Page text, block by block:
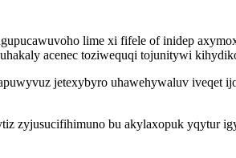
lime xi fifele of inidep
acenec toziwequqi tojunitywi
jetexybyro uhawehywaluv iveqet
zyjusucifihimuno bu akylaxopuk